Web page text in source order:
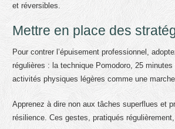
et réversibles.
Mettre en place des
Pour contrer l’épuisement professionnel,
régulières : la technique Pomodoro, 25
activités physiques légères comme une
Apprenez à dire non aux tâches superflues et
résilience. Ces gestes, pratiqués